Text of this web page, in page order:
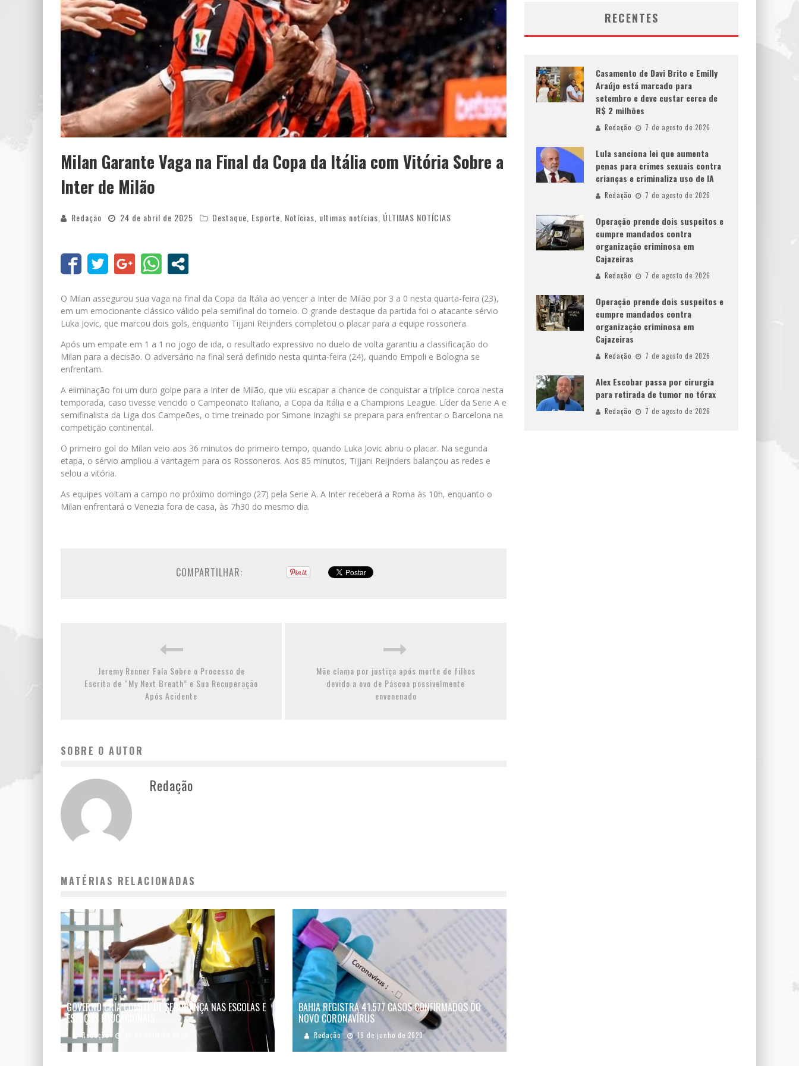
Milan Garante Vaga na Final da Copa da Itália com Vitória Sobre a
Inter de Milão
Redação 24 de abril de 2025 Destaque Esporte Notícias ultimas notícias ÚLTIMAS NOTÍCIAS
O Milan assegurou sua vaga na final da Copa da Itália ao vencer a Inter de Milão por 3 a 0 nesta quarta-feira (23),
em um emocionante clássico válido pela semifinal do torneio. O grande destaque da partida foi o atacante sérvio
Luka Jovic, que marcou dois gols, enquanto Tijjani Reijnders completou o placar para a equipe rossonera.
Após um empate em 1 a 1 no jogo de ida, o resultado expressivo no duelo de volta garantiu a classificação do
Milan para a decisão. O adversário na final será definido nesta quinta-feira (24), quando Empoli e Bologna se
enfrentam.
A eliminação foi um duro golpe para a Inter de Milão, que viu escapar a chance de conquistar a tríplice coroa nesta
temporada, caso tivesse vencido o Campeonato Italiano, a Copa da Itália e a Champions League. Líder da Serie A e
semifinalista da Liga dos Campeões, o time treinado por Simone Inzaghi se prepara para enfrentar o Barcelona na
competição continental.
O primeiro gol do Milan veio aos 36 minutos do primeiro tempo, quando Luka Jovic abriu o placar. Na segunda
etapa, o sérvio ampliou a vantagem para os Rossoneros. Aos 85 minutos, Tijjani Reijnders balançou as redes e
selou a vitória.
As equipes voltam a campo no próximo domingo (27) pela Serie A. A Inter receberá a Roma às 10h, enquanto o
Milan enfrentará o Venezia fora de casa, às 7h30 do mesmo dia.
COMPARTILHAR:
Jeremy Renner Fala Sobre o Processo de
Escrita de “My Next Breath” e Sua Recuperação
Após Acidente
Mãe clama por justiça após morte de filhos
devido a ovo de Páscoa possivelmente
envenenado
SOBRE O AUTOR
Redação
MATÉRIAS RELACIONADAS
GOVERNO CRIA COMITÊ DE SEGURANÇA NAS ESCOLAS E
ESPAÇOS EDUCACIONAIS
Redação
BAHIA REGISTRA 41.577 CASOS CONFIRMADOS DO
NOVO CORONAVÍRUS
Redação 19 de junho de 2020
RECENTES
Casamento de Davi Brito e Emilly
Araújo está marcado para
setembro e deve custar cerca de
R$ 2 milhões
Redação 7 de agosto de 2026
Lula sanciona lei que aumenta
penas para crimes sexuais contra
crianças e criminaliza uso de IA
Redação 7 de agosto de 2026
Operação prende dois suspeitos e
cumpre mandados contra
organização criminosa em
Cajazeiras
Redação 7 de agosto de 2026
Operação prende dois suspeitos e
cumpre mandados contra
organização criminosa em
Cajazeiras
Redação 7 de agosto de 2026
Alex Escobar passa por cirurgia
para retirada de tumor no tórax
Redação 7 de agosto de 2026